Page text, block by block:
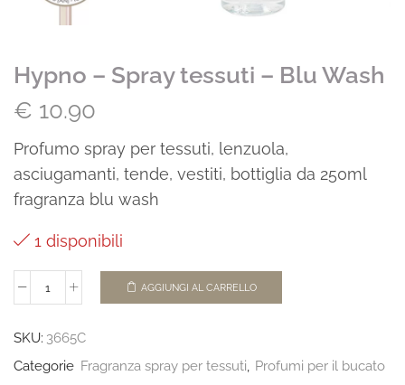
Hypno – Spray tessuti – Blu Wash
€ 10.90
Profumo spray per tessuti, lenzuola,
asciugamanti, tende, vestiti, bottiglia da 250ml
fragranza blu wash
1 disponibili
AGGIUNGI AL CARRELLO
SKU: 3665C
Categorie Fragranza spray per tessuti
Profumi per il bucato